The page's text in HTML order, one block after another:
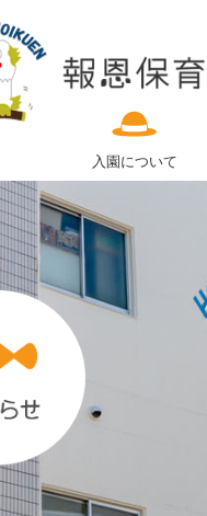
入園について